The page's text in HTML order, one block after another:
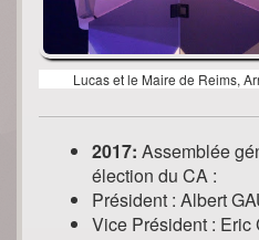
Lucas et le Maire de Reims,
2017: Assemblée
élection du CA :
Président : Albert
Vice Président : Eric